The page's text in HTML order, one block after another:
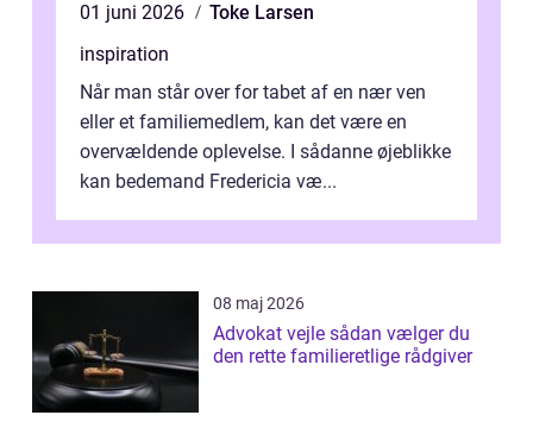
01 juni 2026
Toke Larsen
inspiration
Når man står over for tabet af en nær ven
eller et familiemedlem, kan det være en
overvældende oplevelse. I sådanne øjeblikke
kan bedemand Fredericia væ...
08 maj 2026
Advokat vejle sådan vælger du
den rette familieretlige rådgiver